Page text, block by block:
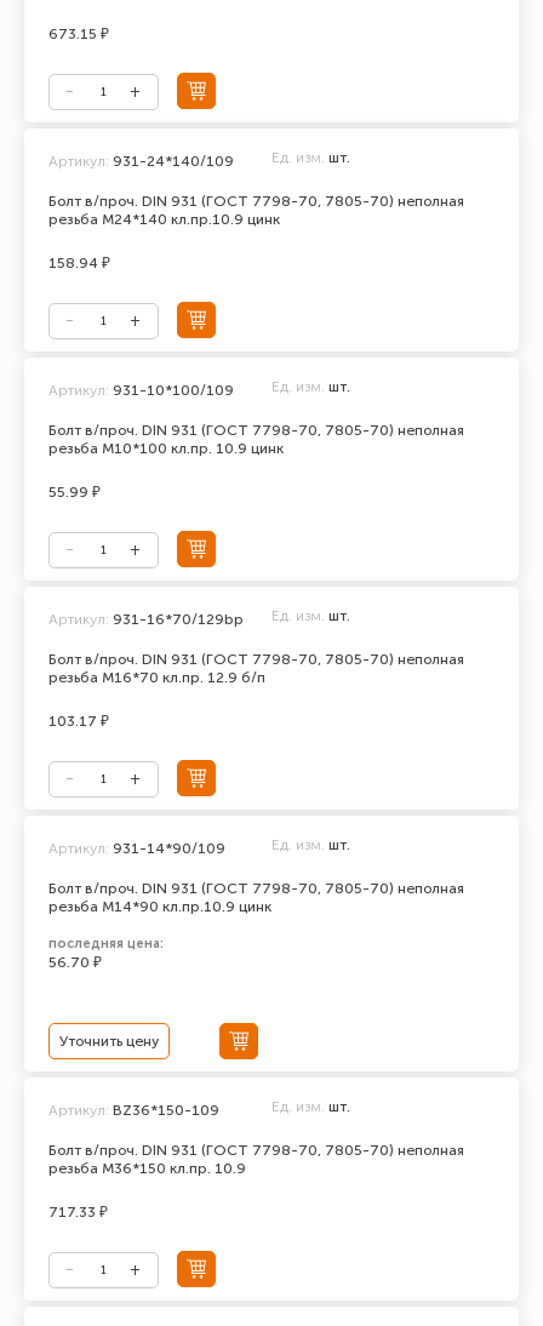
673.15 ₽
Болт в/проч. DIN 931 (ГОСТ 7798-70, 7805-70) неполная
резьба М24*140 кл.пр.10.9 цинк
Артикул: 931-24*140/109 Ед. изм. шт.
158.94 ₽
Болт в/проч. DIN 931 (ГОСТ 7798-70, 7805-70) неполная
резьба М10*100 кл.пр. 10.9 цинк
Артикул: 931-10*100/109 Ед. изм. шт.
55.99 ₽
Болт в/проч. DIN 931 (ГОСТ 7798-70, 7805-70) неполная
резьба М16*70 кл.пр. 12.9 б/п
Артикул: 931-16*70/129bp Ед. изм. шт.
103.17 ₽
Болт в/проч. DIN 931 (ГОСТ 7798-70, 7805-70) неполная
резьба М14*90 кл.пр.10.9 цинк
Артикул: 931-14*90/109 Ед. изм. шт.
последняя цена:
56.70 ₽
Уточнить цену
Болт в/проч. DIN 931 (ГОСТ 7798-70, 7805-70) неполная
резьба М36*150 кл.пр. 10.9
Артикул: BZ36*150-109 Ед. изм. шт.
717.33 ₽